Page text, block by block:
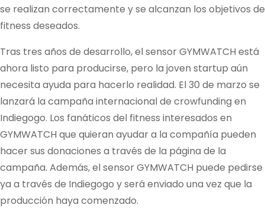
se realizan correctamente y se alcanzan los objetivos de
fitness deseados.
Tras tres años de desarrollo, el sensor GYMWATCH está
ahora listo para producirse, pero la joven startup aún
necesita ayuda para hacerlo realidad. El 30 de marzo se
lanzará la campaña internacional de crowfunding en
Indiegogo. Los fanáticos del fitness interesados en
GYMWATCH que quieran ayudar a la compañía pueden
hacer sus donaciones a través de la página de la
campaña. Además, el sensor GYMWATCH puede pedirse
ya a través de Indiegogo y será enviado una vez que la
producción haya comenzado.